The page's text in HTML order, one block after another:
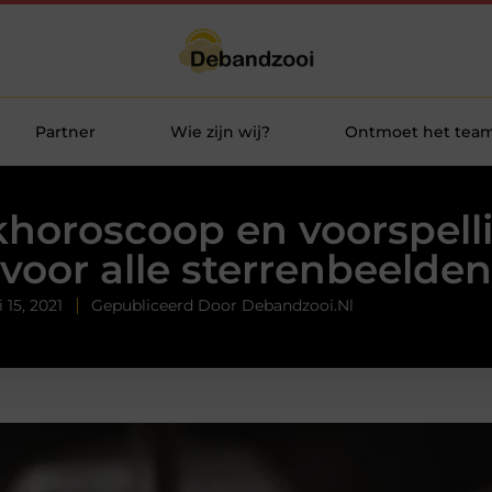
Partner Wie zijn wij? Ontmoet het
en
voor alle sterrenbeelden
15, 2021 Gepubliceerd Door Debandzooi.nl